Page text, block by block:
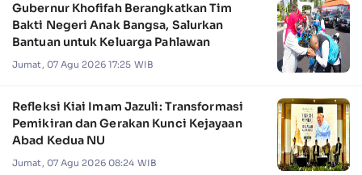
Gubernur Khofifah Berangkatkan Tim
Bakti Negeri Anak Bangsa, Salurkan
Bantuan untuk Keluarga Pahlawan
Jumat, 07 Agu 2026 17:25 WIB
Refleksi Kiai Imam Jazuli: Transformasi
Pemikiran dan Gerakan Kunci Kejayaan
Abad Kedua NU
Jumat, 07 Agu 2026 08:24 WIB